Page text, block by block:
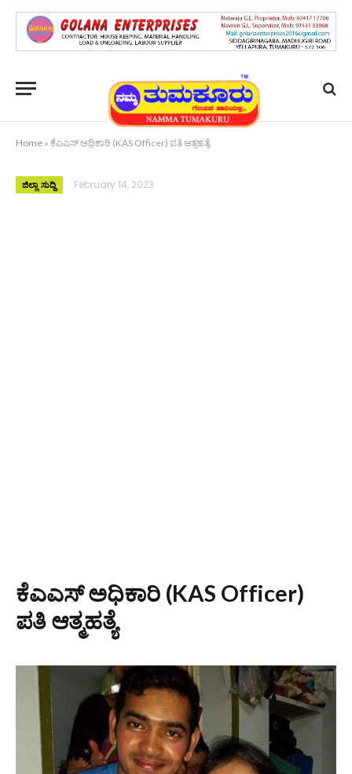
Home » ಕೆಎಎಸ್ ಅಧಿಕಾರಿ (KAS Officer) ಪತಿ ಆತ್ಮಹತ್ಯೆ
ಜಿಲ್ಲಾ ಸುದ್ದಿ February 14, 2023
ಕೆಎಎಸ್ ಅಧಿಕಾರಿ (KAS Officer)
ಪತಿ ಆತ್ಮಹತ್ಯೆ